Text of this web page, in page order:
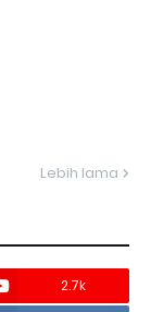
Lebih lama
2.7k